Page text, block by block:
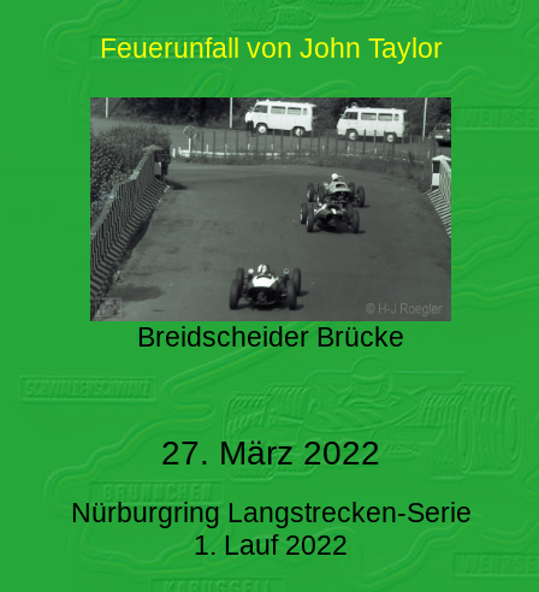
Feuerunfall von John Taylor
Breidscheider Brücke
27. März 2022
Nürburgring Langstrecken-Serie
1. Lauf 2022